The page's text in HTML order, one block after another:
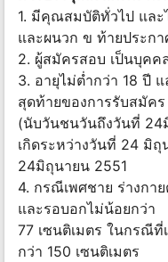
1. มีคุณสมบัติทั่วไป แล
และผนวก ข ท้ายประก
2. ผู้สมัครสอบ เป็นบุคค
3. อายุไม่ต่ำกว่า 18 ปี
สุดท้ายของการรับสมัคร
(นับวันชนวันถึงวันที่ 24
เกิดระหว่างวันที่ 24 มิ
24มิถุนายน 2551
4. กรณีเพศชาย ร่างกา
และรอบอกไม่น้อยกว่า
77 เซนติเมตร ในกรณีที่
กว่า 150 เซนติเมตร